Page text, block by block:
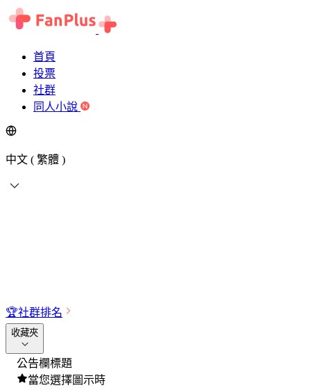
首頁
投票
社群
同人小說
中文 ( 繁體 )
🏆社群排名
收藏夾
公告欄標題
當您選擇圖示時